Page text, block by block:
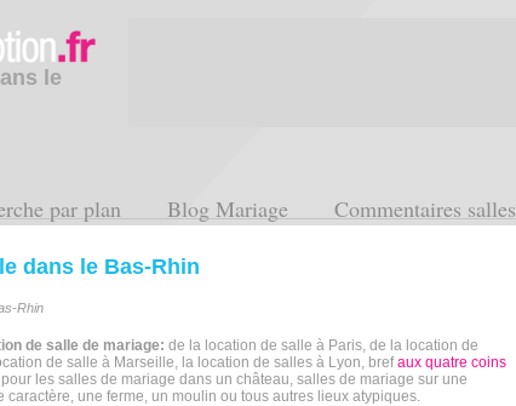
le
par plan Blog Mariage Commentaires salles
dans le Bas-Rhin
Rhin
de salle de mariage: de la location de salle à Paris, de la location de
de salle à Marseille, la location de salles à Lyon, brefaux quatre coins
les salles de mariage dans un château, salles de mariage sur une
caractère, une ferme, un moulin ou tous autres lieux atypiques.